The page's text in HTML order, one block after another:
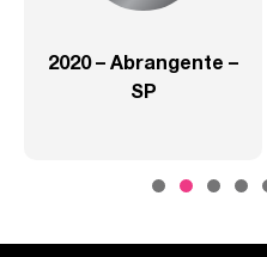
2020 – Abrangente –
SP